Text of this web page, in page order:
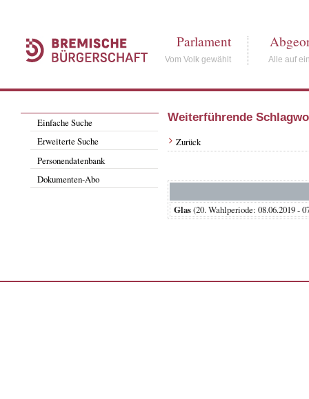
Parlament
Vom Volk gewählt Alle auf
Einfache Suche
Erweiterte Suche
Personendatenbank
Dokumenten-Abo
Weiterführende
Zurück
Glas(20. Wahlperiode: